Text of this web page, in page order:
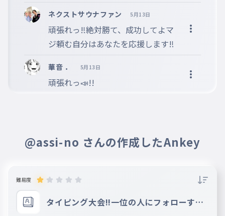
ネクストサウナファン 5月13日
頑張れっ‼️絶対勝て、成功してよマ
ジ頼む自分はあなたを応援します‼️
華音 ． 5月13日
頑張れっ📣!!
@assi-no さんの作成したAnkey
難易度
タイピング大会!!一位の人にフォローする